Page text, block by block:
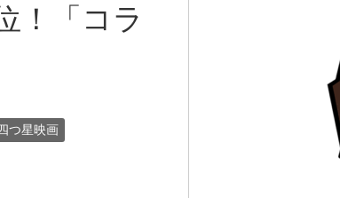
！「コラ
つ星映画